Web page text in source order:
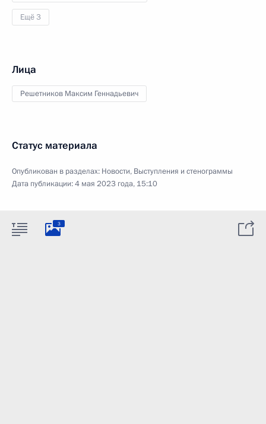
Ещё 3
Лица
Решетников Максим Геннадьевич
Статус материала
Опубликован в разделах: Новости, Выступления и стенограммы
Дата публикации:4 мая 2023 года, 15:10
3